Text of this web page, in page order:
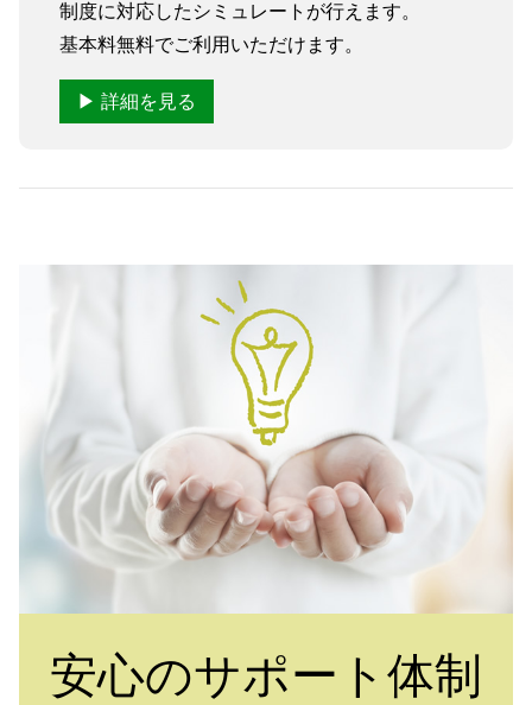
制度に対応したシミュレートが行えます。
基本料無料でご利用いただけます。
▶ 詳細を見る
安心のサポート体制